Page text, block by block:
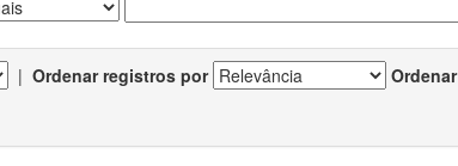
| Ordenar registros por Ordenar